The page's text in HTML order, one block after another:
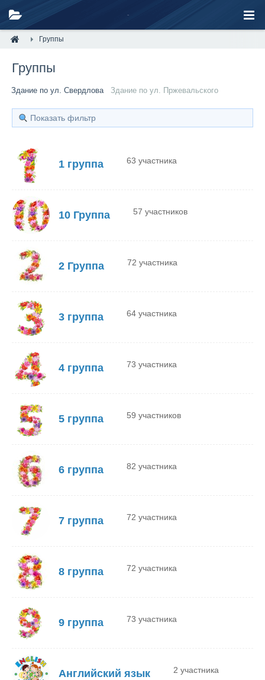
Группы
Группы
Здание по ул. Свердлова Здание по ул. Пржевальского
Показать фильтр
1 группа 63 участника
10 Группа 57 участников
2 Группа 72 участника
3 группа 64 участника
4 группа 73 участника
5 группа 59 участников
6 группа 82 участника
7 группа 72 участника
8 группа 72 участника
9 группа 73 участника
Английский язык 2 участника